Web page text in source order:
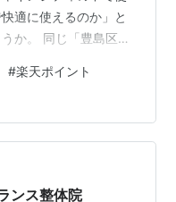
適に使えるのか」と
か。 同じ「豊島区」
アでは、建物構造も
結論からお伝えしま
いる4G人口カバー率は
おり、豊島区を含む
ているエリアです。
#楽天ポイント
ンス整体院